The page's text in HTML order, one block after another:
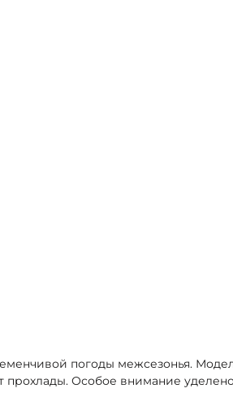
погоды межсезонья.
прохлады. Особое внимание